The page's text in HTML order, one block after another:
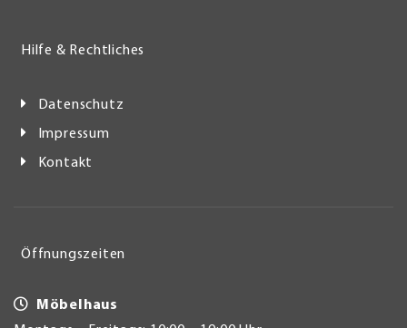
Hilfe & Rechtliches
Datenschutz
Impressum
Kontakt
Öffnungszeiten
Möbelhaus